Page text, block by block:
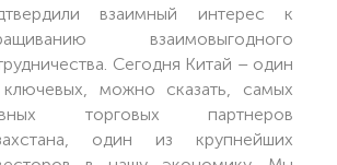
взаимный интерес к
взаимовыгодного
Сегодня Китай – один
можно сказать, самых
торговых партнеров
один из крупнейших